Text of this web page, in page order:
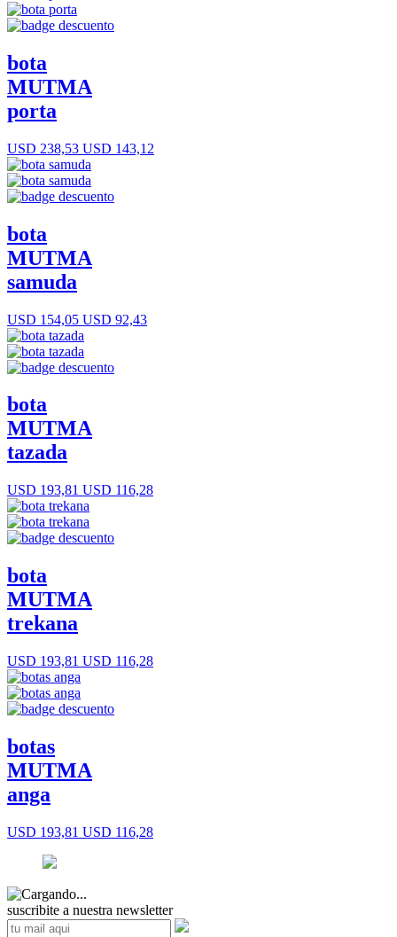
bota
MUTMA
porta
USD 238,53 USD 143,12
bota
MUTMA
samuda
USD 154,05 USD 92,43
bota
MUTMA
tazada
USD 193,81 USD 116,28
bota
MUTMA
trekana
USD 193,81 USD 116,28
botas
MUTMA
anga
USD 193,81 USD 116,28
suscribite a nuestra newsletter